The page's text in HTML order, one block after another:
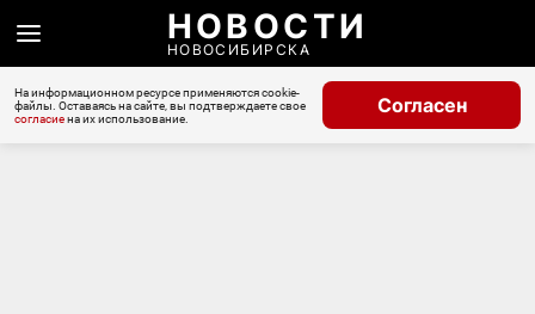
НОВОСТИ
НОВОСИБИРСКА
На информационном ресурсе применяются cookie-
файлы. Оставаясь на сайте, вы подтверждаете свое
согласиена их использование.
Согласен